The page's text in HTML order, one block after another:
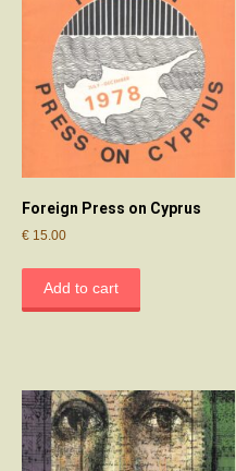
Foreign Press on Cyprus
€ 15.00
Add to cart